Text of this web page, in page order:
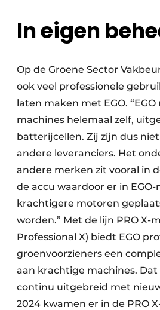
In eigen
Op de Groene Sector
ook veel professionele
laten maken met EGO.
machines helemaal zelf,
batterijcellen. Zij zijn dus
andere leveranciers. Het
andere merken zit vooral in
de accu waardoor er in
krachtigere motoren
worden.” Met de lijn PRO X-
Professional X) biedt EGO
groenvoorzieners een
aan krachtige machines.
continu uitgebreid met
2024 kwamen er in de PRO